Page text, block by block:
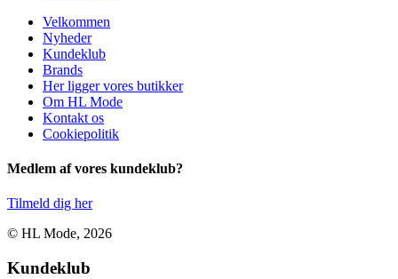
Velkommen
Nyheder
Kundeklub
Brands
Her ligger vores butikker
Om HL Mode
Kontakt os
Cookiepolitik
Medlem af vores kundeklub?
Tilmeld dig her
© HL Mode, 2026
Kundeklub